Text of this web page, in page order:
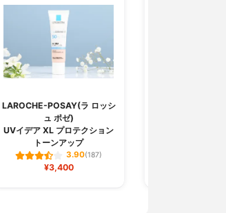
LAROCHE-POSAY(ラ ロッシ
ュ ポゼ)
UVイデア XL プロテクション
トーンアップ
3.90(187)
¥3,400